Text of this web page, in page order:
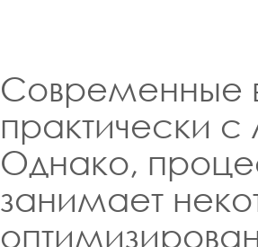
Современные
практически
Однако,
занимает